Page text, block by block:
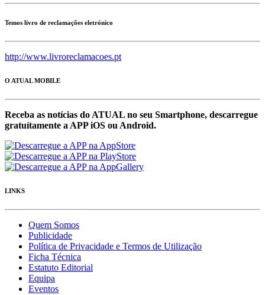
Temos livro de reclamações eletrónico
http://www.livroreclamacoes.pt
O ATUAL MOBILE
Receba as notícias do ATUAL no seu Smartphone, descarregue
gratuítamente a APP iOS ou Android.
LINKS
Quem Somos
Publicidade
Política de Privacidade e Termos de Utilização
Ficha Técnica
Estatuto Editorial
Equipa
Eventos